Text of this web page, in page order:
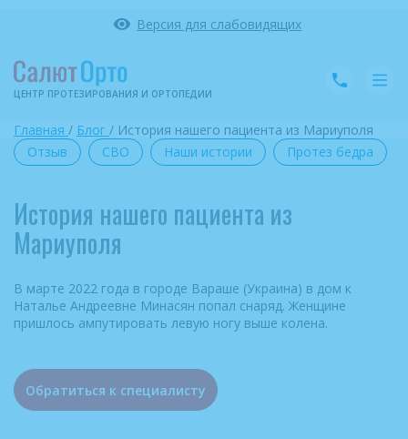
Версия для слабовидящих
ЦЕНТР ПРОТЕЗИРОВАНИЯ И ОРТОПЕДИИ
Главная / Блог / История нашего пациента из Мариуполя
Отзыв
СВО Наши истории Протез бедра
История нашего пациента из
Мариуполя
В марте 2022 года в городе Вараше (Украина) в дом к
Наталье Андреевне Минасян попал снаряд. Женщине
пришлось ампутировать левую ногу выше колена.
Обратиться к специалисту